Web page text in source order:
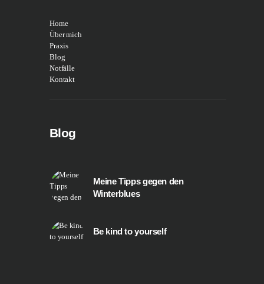
Home
Über mich
Praxis
Blog
Notfälle
Kontakt
Blog
Meine Tipps gegen den
Winterblues
Be kind to yourself